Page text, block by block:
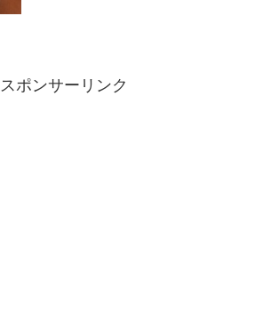
スポンサーリンク